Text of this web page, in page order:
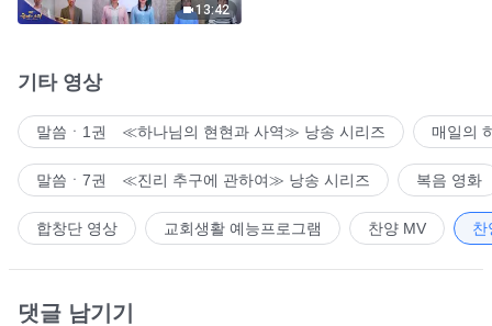
13:42
기타 영상
말씀ㆍ1권 ≪하나님의 현현과 사역≫ 낭송 시리즈 매일의
말씀ㆍ7권 ≪진리 추구에 관하여≫ 낭송 시리즈 복음 영화
합창단 영상 교회생활 예능프로그램 찬양 MV 찬
댓글 남기기